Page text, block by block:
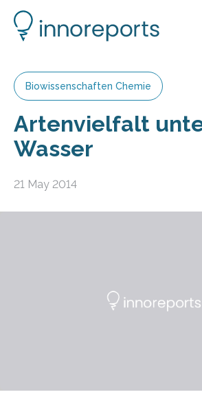
Biowissenschaften Chemie
Artenvielfalt
Wasser
21 May 2014